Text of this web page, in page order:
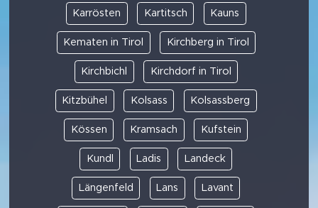
Karrösten Kartitsch Kauns
Kematen in Tirol Kirchberg in Tirol
Kirchbichl Kirchdorf in Tirol
Kitzbühel Kolsass Kolsassberg
Kössen Kramsach Kufstein
Kundl Ladis Landeck
Längenfeld Lans Lavant